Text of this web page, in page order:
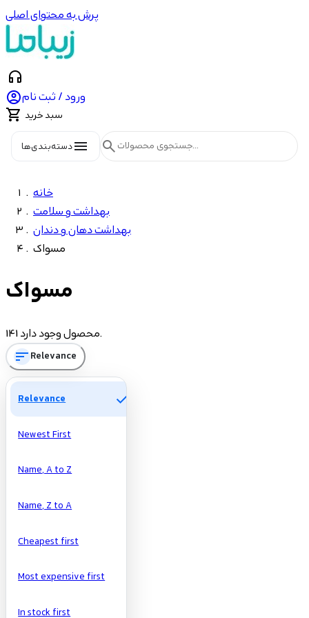
پرش به محتوای اصلی
headphones
ورود / ثبت نام
 سبد خرید
menuدسته‌بندی‌ها search
خانه
بهداشت و سلامت
بهداشت دهان و دندان
مسواک
تومان
Manufacturers
مسواک
141 محصول وجود دارد.
sortRelevance
Relevance check
Newest First
Name, A to Z
Name, Z to A
Cheapest first
Most expensive first
In stock first